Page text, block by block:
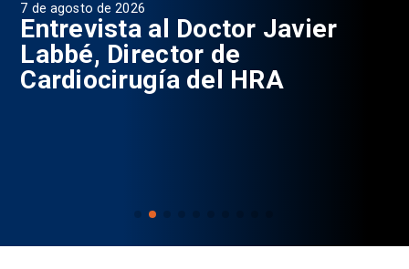
7 de agosto de 2026
Entrevista al Doctor Javier
Labbé, Director de
Cardiocirugía del HRA